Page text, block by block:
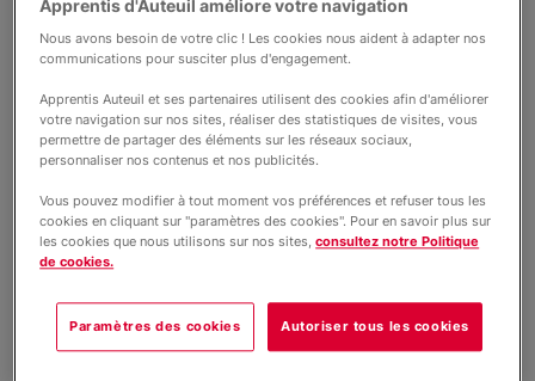
Contact
Soutenez nos projets
Actualités du collège Sainte-Bernadette |08 janvier
2026
Sainte-Bernadette
Apprentis d'Auteuil améliore votre navigation
Nous avons besoin de votre clic ! Les cookies nous aident à adapter nos
communications pour susciter plus d'engagement.
Apprentis Auteuil et ses partenaires utilisent des cookies afin d'améliorer
votre navigation sur nos sites, réaliser des statistiques de visites, vous
permettre de partager des éléments sur les réseaux sociaux,
personnaliser nos contenus et nos publicités.
Vous pouvez modifier à tout moment vos préférences et refuser tous les
cookies en cliquant sur "paramètres des cookies". Pour en savoir plus sur
les cookies que nous utilisons sur nos sites,consultez notre Politique
de cookies.
Paramètres des cookies Autoriser tous les cookies